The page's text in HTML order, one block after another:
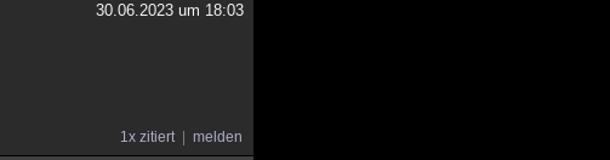
30.06.2023 um 18:03
1x zitiert melden